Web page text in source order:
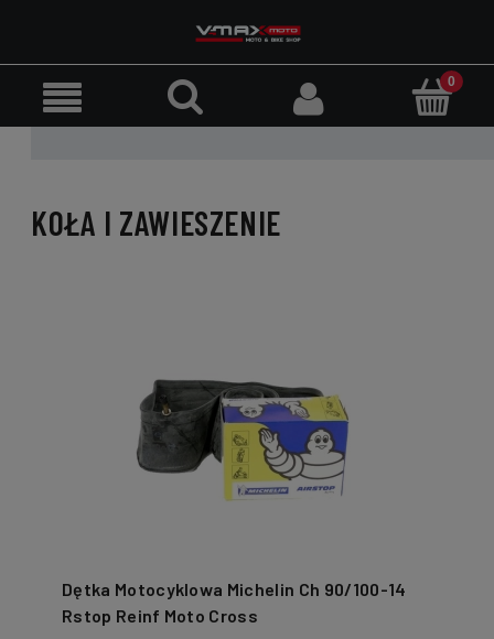
KOŁA I ZAWIESZENIE
Dętka Motocyklowa Michelin Ch 90/100-14
Rstop Reinf Moto Cross